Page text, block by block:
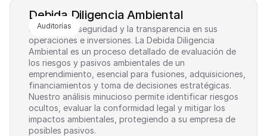
Auditorías
Debida Diligencia Ambiental
Garantice la seguridad y la transparencia en sus
operaciones e inversiones. La Debida Diligencia
Ambiental es un proceso detallado de evaluación de
los riesgos y pasivos ambientales de un
emprendimiento, esencial para fusiones, adquisiciones,
financiamientos y toma de decisiones estratégicas.
Nuestro análisis minucioso permite identificar riesgos
ocultos, evaluar la conformidad legal y mitigar los
impactos ambientales, protegiendo a su empresa de
posibles pasivos.